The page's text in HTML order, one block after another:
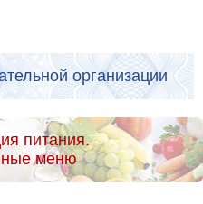
организации
питания.
меню